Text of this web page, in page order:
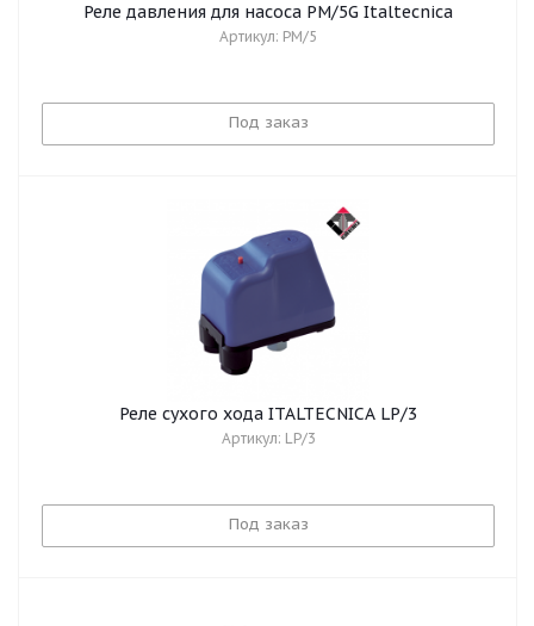
Реле давления для насоса PM/5G Italtecnica
Артикул: PM/5
Под заказ
Реле сухого хода ITALTECNICA LP/3
Артикул: LP/3
Под заказ